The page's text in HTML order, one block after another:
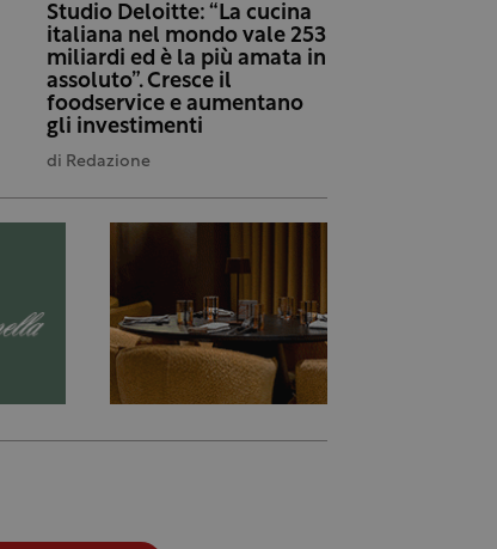
Studio Deloitte: “La cucina
italiana nel mondo vale 253
miliardi ed è la più amata in
assoluto”. Cresce il
foodservice e aumentano
gli investimenti
di Redazione